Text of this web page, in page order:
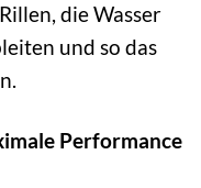
die Wasser
und so das
Performance